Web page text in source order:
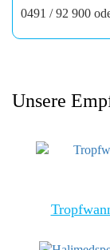
0491 / 92 900
Unsere